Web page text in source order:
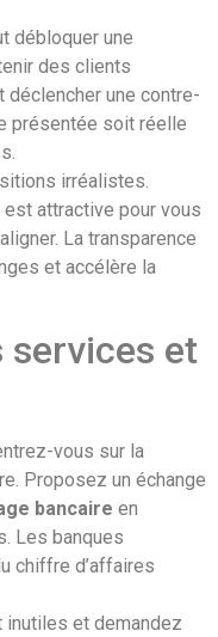
débloquer une
des clients
déclencher une contre-
présentée soit réelle
irréalistes.
est attractive pour vous
La transparence
et accélère la
services et
vous sur la
Proposez un échange
bancaire en
Les banques
chiffre d’affaires
inutiles et demandez